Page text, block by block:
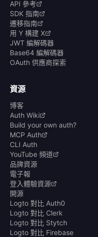
API 參考
SDK 指南
遷移指南
用 Y 構建 X
JWT 編解碼器
Base64 編解碼器
OAuth 供應商探索
資源
博客
Auth Wiki
Build your own auth?
MCP Auth
CLI Auth
YouTube 頻道
品牌資源
電子報
登入體驗資源
開源
Logto 對比 Auth0
Logto 對比 Clerk
Logto 對比 Stytch
Logto 對比 Firebase